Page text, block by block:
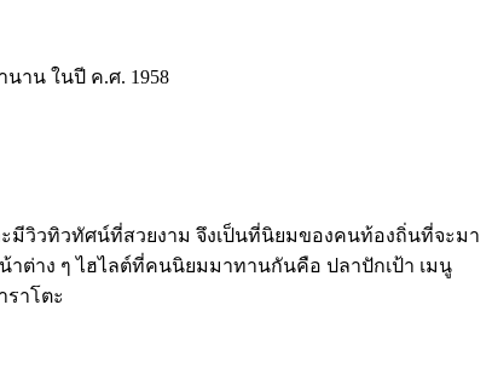
าน ในปี ค.ศ. 1958
มีวิวทิวทัศน์ที่สวยงาม จึงเป็นที่นิยมของคนท้องถิ่นที่จะมา
ต่าง ๆ ไฮไลต์ที่คนนิยมมาทานกันคือ ปลาปักเป้า เมนู
ราโตะ